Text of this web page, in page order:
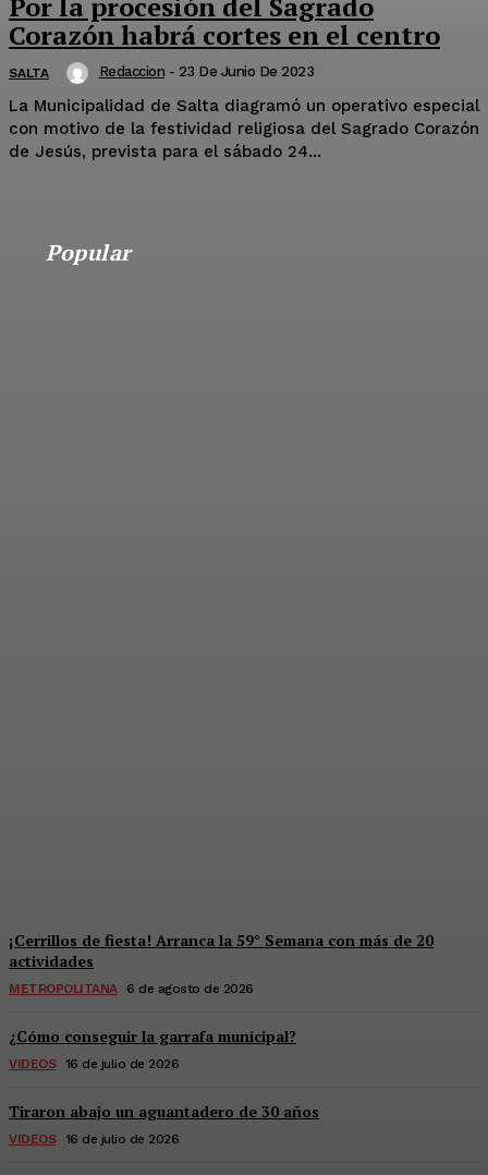
Corazón habrá cortes en el centro
SALTA Redaccion - 23 De Junio De 2023
La Municipalidad de Salta diagramó un operativo especial
con motivo de la festividad religiosa del Sagrado Corazón
de Jesús, prevista para el sábado 24...
Popular
¡Cerrillos de fiesta! Arranca la 59° Semana con más de 20
actividades
METROPOLITANA 6 de agosto de 2026
¿Cómo conseguir la garrafa municipal?
VIDEOS 16 de julio de 2026
Tiraron abajo un aguantadero de 30 años
VIDEOS 16 de julio de 2026